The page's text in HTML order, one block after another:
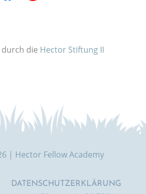
die Hector Stiftung II
| Hector Fellow Academy
DATENSCHUTZERKLÄRUNG